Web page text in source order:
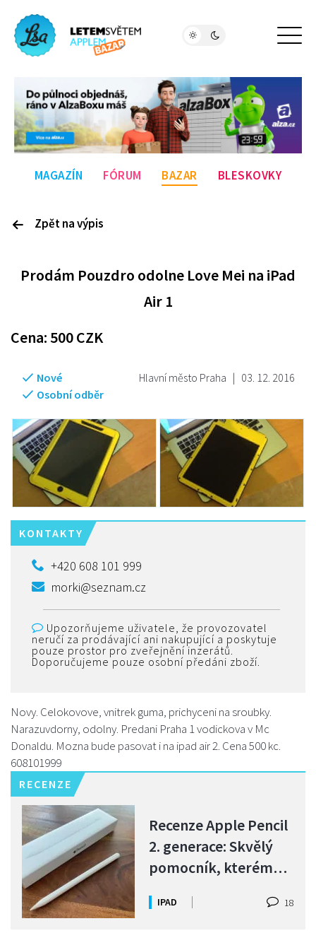
MAGAZÍN FÓRUM BAZAR BLESKOVKY
Zpět na výpis
Prodám Pouzdro odolne Love Mei na iPad
Air 1
Cena: 500CZK
Hlavní město Praha | 03. 12. 2016
Nové
Osobní odběr
KONTAKTY
+420 608 101 999
morki@seznam.cz
Upozorňujeme uživatele, že provozovatel
neručí za prodávající ani nakupující a poskytuje
pouze prostor pro zveřejnění inzerátů.
Doporučujeme pouze osobní předáni zboží.
Novy. Celokovove, vnitrek guma, prichyceni na sroubky.
Narazuvdorny, odolny. Predani Praha 1 vodickova v Mc
Donaldu. Mozna bude pasovat i na ipad air 2. Cena 500 kc.
608101999
RECENZE
Recenze Apple Pencil
2. generace: Skvělý
pomocník, kterému
jen málo
IPAD 18